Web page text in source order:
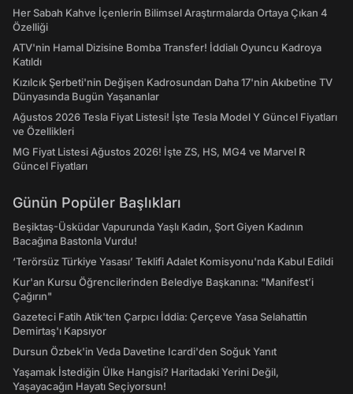
Her Sabah Kahve İçenlerin Bilimsel Araştırmalarda Ortaya Çıkan 4
Özelliği
ATV'nin Hamal Dizisine Bomba Transfer! İddialı Oyuncu Kadroya
Katıldı
Kızılcık Şerbeti'nin Değişen Kadrosundan Daha 17'nin Akıbetine TV
Dünyasında Bugün Yaşananlar
Ağustos 2026 Tesla Fiyat Listesi! İşte Tesla Model Y Güncel Fiyatları
ve Özellikleri
MG Fiyat Listesi Ağustos 2026! İşte ZS, HS, MG4 ve Marvel R
Güncel Fiyatları
Günün Popüler Başlıkları
Beşiktaş-Üsküdar Vapurunda Yaşlı Kadın, Şort Giyen Kadının
Bacağına Bastonla Vurdu!
‘Terörsüz Türkiye Yasası’ Teklifi Adalet Komisyonu'nda Kabul Edildi
Kur'an Kursu Öğrencilerinden Belediye Başkanına: "Manifest’i
Çağırın"
Gazeteci Fatih Atik'ten Çarpıcı İddia: Çerçeve Yasa Selahattin
Demirtaş'ı Kapsıyor
Dursun Özbek'in Veda Davetine Icardi'den Soğuk Yanıt
Yaşamak İstediğin Ülke Hangisi? Haritadaki Yerini Değil,
Yaşayacağın Hayatı Seçiyorsun!